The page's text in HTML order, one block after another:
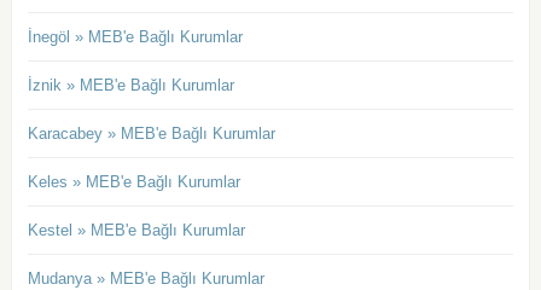
İnegöl » MEB'e Bağlı Kurumlar
İznik » MEB'e Bağlı Kurumlar
Karacabey » MEB'e Bağlı Kurumlar
Keles » MEB'e Bağlı Kurumlar
Kestel » MEB'e Bağlı Kurumlar
Mudanya » MEB'e Bağlı Kurumlar